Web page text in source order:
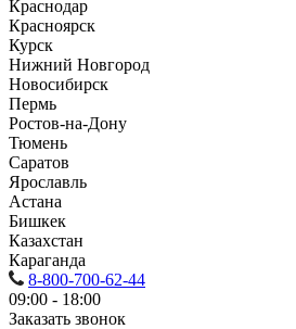
Краснодар
Красноярск
Курск
Нижний Новгород
Новосибирск
Пермь
Ростов-на-Дону
Тюмень
Саратов
Ярославль
Астана
Бишкек
Казахстан
Караганда
8-800-700-62-44
09:00 - 18:00
Заказать звонок